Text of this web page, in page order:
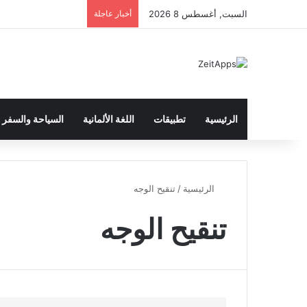
السبت, أغسطس 8 2026 أخبار عاجلة
الرئيسية تطبيقات اللغة الألمانية السياحة والسفر
الرئيسية / تنقيح الوجه
تنقيح الوجه